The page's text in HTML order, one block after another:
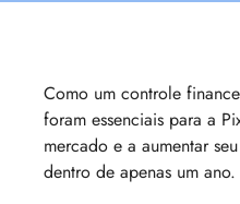
Como um controle
foram essenciais para a
mercado e a aumentar
dentro de apenas um ano.